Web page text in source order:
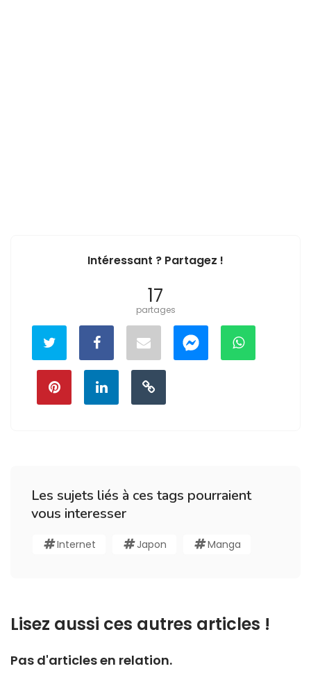
Intéressant ? Partagez !
17
partages
Les sujets liés à ces tags pourraient
vous interesser
Internet Japon Manga
Lisez aussi ces autres articles !
Pas d'articles en relation.